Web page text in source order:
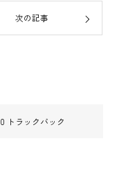
次の記事
0 トラックバック